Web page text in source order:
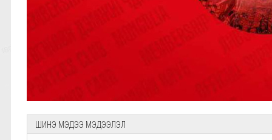
ШИНЭ МЭДЭЭ МЭДЭЭЛЭЛ